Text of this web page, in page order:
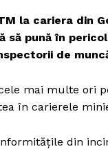
la cariera din
să pună în
de
mai multe ori
în carierele
din